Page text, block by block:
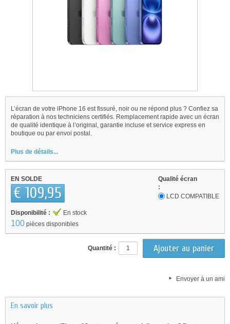
L’écran de votre iPhone 16 est fissuré, noir ou ne répond plus ? Confiez sa
réparation à nos techniciens certifiés. Remplacement rapide avec un écran
de qualité identique à l’original, garantie incluse et service express en
boutique ou par envoi postal.
Plus de détails...
Qualité écran
:
LCD COMPATIBLE
EN SOLDE
€ 109,95
Disponibilité : En stock
100 pièces disponibles
Quantité :
Envoyer à un ami
En savoir plus